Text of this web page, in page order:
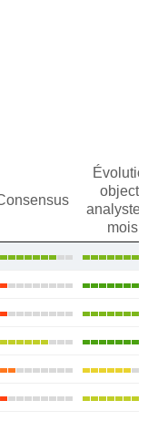
objectif
mois